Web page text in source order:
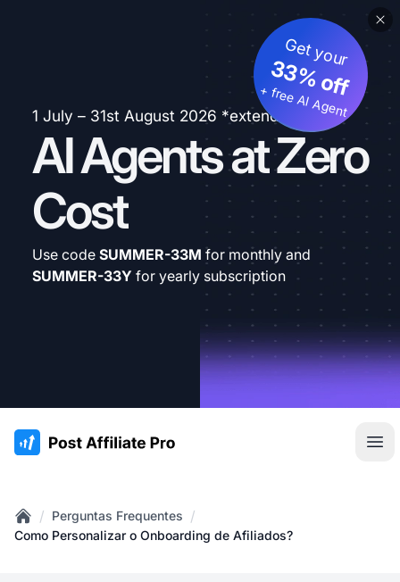
1 July – 31st August 2026 *extended
AI Agents at Zero
Cost
Get your
33% off
+ free AI Agent
Use code SUMMER-33M for monthly and
SUMMER-33Y for yearly subscription
:site.title
Home
/ Perguntas Frequentes /
Como Personalizar o Onboarding de Afiliados?